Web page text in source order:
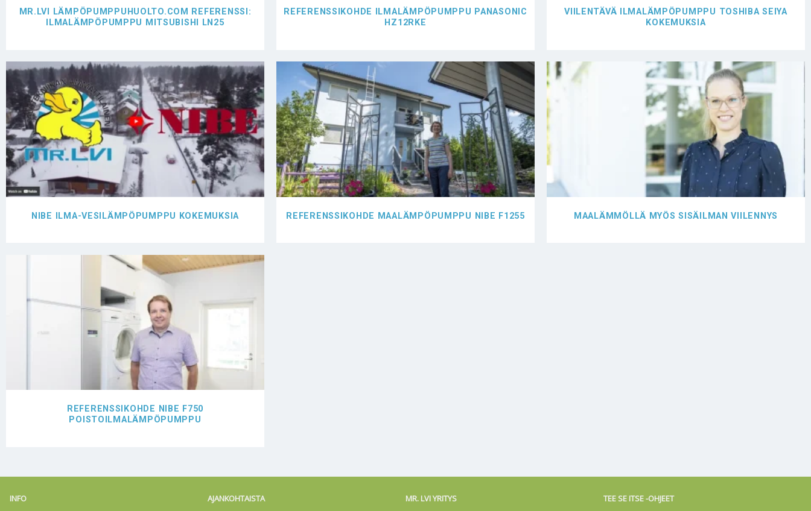
MR.LVI LÄMPÖPUMPPUHUOLTO.COM REFERENSSI:
ILMALÄMPÖPUMPPU MITSUBISHI LN25
REFERENSSIKOHDE ILMALÄMPÖPUMPPU PANASONIC
HZ12RKE
VIILENTÄVÄ ILMALÄMPÖPUMPPU TOSHIBA SEIYA
KOKEMUKSIA
NIBE ILMA-VESILÄMPÖPUMPPU KOKEMUKSIA REFERENSSIKOHDE MAALÄMPÖPUMPPU NIBE F1255 MAALÄMMÖLLÄ MYÖS SISÄILMAN VIILENNYS
REFERENSSIKOHDE NIBE F750
POISTOILMALÄMPÖPUMPPU
INFO AJANKOHTAISTA MR. LVI YRITYS TEE SE ITSE -OHJEET